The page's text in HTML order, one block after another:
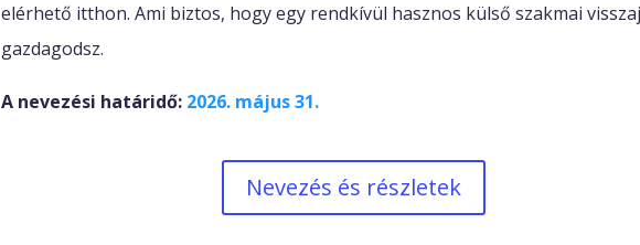
elérhető itthon. Ami biztos, hogy egy rendkívül hasznos külső szakmai
gazdagodsz.
A nevezési határidő: 2026. május 31.
Nevezés és részletek